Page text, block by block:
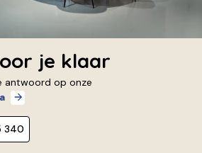
je klaar
antwoord op onze
340